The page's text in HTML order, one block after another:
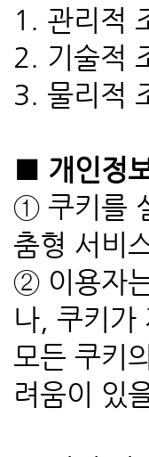
1. 관리적
2. 기술적
3. 물리적
■ 개인정
① 쿠키를
춤형 서비
② 이용자
나, 쿠키가
모든 쿠키
려움이 있